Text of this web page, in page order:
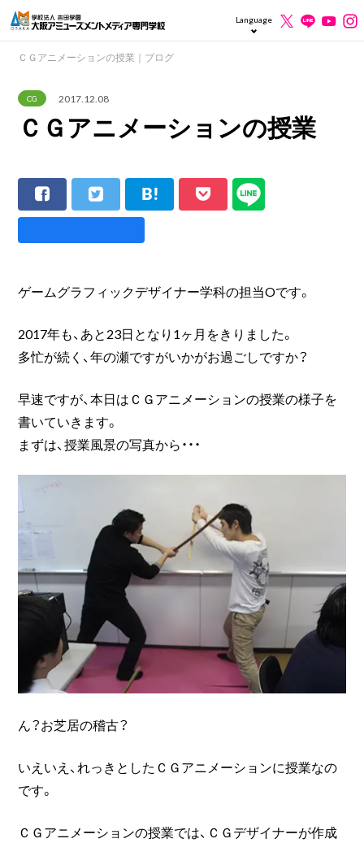
Language
ＣＧアニメーションの授業｜ブログ
CG 2017.12.08
ＣＧアニメーションの授業
ゲームグラフィックデザイナー学科の担当Oです。
2017年も、あと23日となり1ヶ月をきりました。
多忙が続く、年の瀬ですがいかがお過ごしですか？
早速ですが、本日はＣＧアニメーションの授業の様子を
書いていきます。
まずは、授業風景の写真から・・・
ん？お芝居の稽古？
いえいえ、れっきとしたＣＧアニメーションに授業なの
です。
ＣＧアニメーションの授業では、ＣＧデザイナーが作成